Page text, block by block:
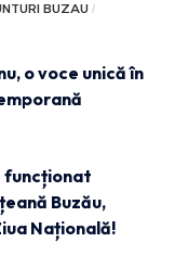
BUZAU
o voce unică în
funcționat
Buzău,
Națională!